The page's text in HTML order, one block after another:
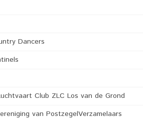
Dancers
Club ZLC Los van de Grond
van PostzegelVerzamelaars